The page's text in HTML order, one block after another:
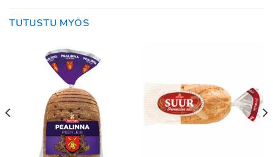
TUTUSTU MYÖS